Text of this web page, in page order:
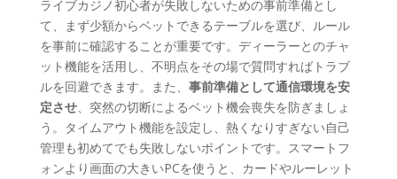
ライブカジノ初心者が失敗しないための事前準備とし
て、まず少額からベットできるテーブルを選び、ルール
を事前に確認することが重要です。ディーラーとのチャ
ット機能を活用し、不明点をその場で質問すればトラブ
ルを回避できます。また、 事前準備として通信環境を安
定させ、突然の切断によるベット機会喪失を防ぎましょ
う。タイムアウト機能を設定し、熱くなりすぎない自己
管理も初めてでも失敗しないポイントです。スマートフ
ォンより画面の大きいPCを使うと、カードやルーレット